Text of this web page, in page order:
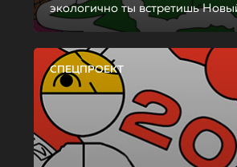
экологично ты встретишь
СПЕЦПРОЕКТ